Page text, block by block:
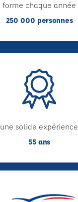
forme chaque année
250 000 personnes
une solide expérience
55 ans